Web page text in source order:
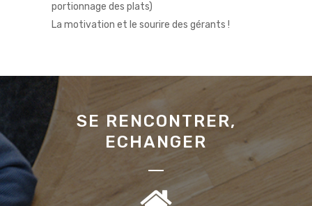
portionnage des plats)
La motivation et le sourire des gérants !
SE RENCONTRER,
ECHANGER